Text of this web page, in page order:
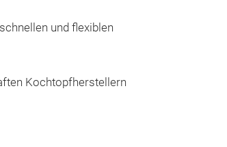
und flexiblen
Kochtopfherstellern